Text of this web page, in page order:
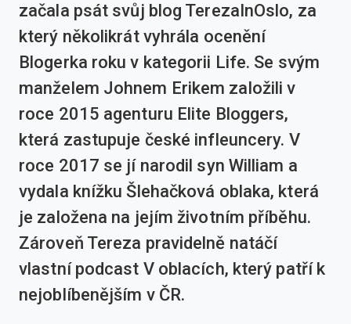
začala psát svůj blog TerezaInOslo, za
který několikrát vyhrála ocenění
Blogerka roku v kategorii Life. Se svým
manželem Johnem Erikem založili v
roce 2015 agenturu Elite Bloggers,
která zastupuje české infleuncery. V
roce 2017 se jí narodil syn William a
vydala knížku Šlehačková oblaka, která
je založena na jejím životním příběhu.
Zároveň Tereza pravidelně natáčí
vlastní podcast V oblacích, který patří k
nejoblíbenějším v ČR.